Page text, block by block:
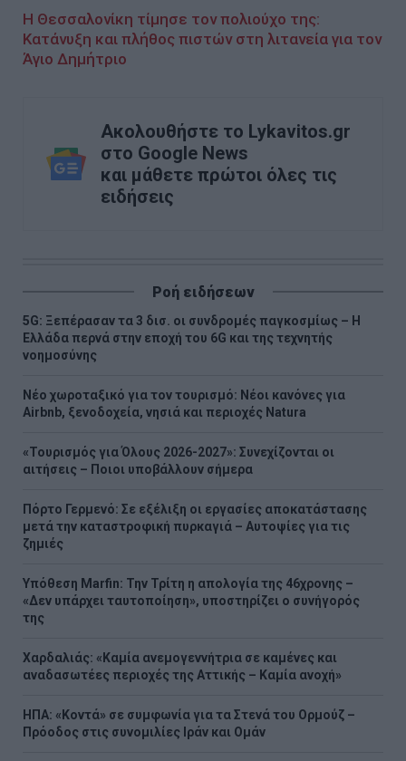
Η Θεσσαλονίκη τίμησε τον πολιούχο της:
Κατάνυξη και πλήθος πιστών στη λιτανεία για τον
Άγιο Δημήτριο
Ακολουθήστε το Lykavitos.gr
στο Google News
και μάθετε πρώτοι όλες τις
ειδήσεις
Ροή ειδήσεων
5G: Ξεπέρασαν τα 3 δισ. οι συνδρομές παγκοσμίως – Η
Ελλάδα περνά στην εποχή του 6G και της τεχνητής
νοημοσύνης
Νέο χωροταξικό για τον τουρισμό: Νέοι κανόνες για
Airbnb, ξενοδοχεία, νησιά και περιοχές Natura
«Τουρισμός για Όλους 2026-2027»: Συνεχίζονται οι
αιτήσεις – Ποιοι υποβάλλουν σήμερα
Πόρτο Γερμενό: Σε εξέλιξη οι εργασίες αποκατάστασης
μετά την καταστροφική πυρκαγιά – Αυτοψίες για τις
ζημιές
Υπόθεση Marfin: Την Τρίτη η απολογία της 46χρονης –
«Δεν υπάρχει ταυτοποίηση», υποστηρίζει ο συνήγορός
της
Χαρδαλιάς: «Καμία ανεμογεννήτρια σε καμένες και
αναδασωτέες περιοχές της Αττικής – Καμία ανοχή»
ΗΠΑ: «Κοντά» σε συμφωνία για τα Στενά του Ορμούζ –
Πρόοδος στις συνομιλίες Ιράν και Ομάν